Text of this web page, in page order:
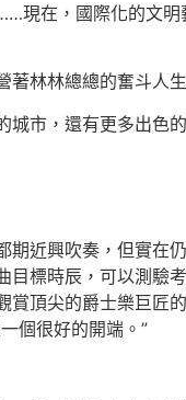
在，國際化的文明
林林總總的奮斗人生
市，還有更多出色的
興吹奏，但實在
標時辰，可以測驗
頂尖的爵士樂巨
個很好的開端。”